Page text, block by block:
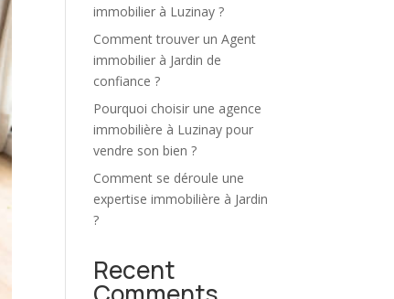
immobilier à Luzinay ?
Comment trouver un Agent
immobilier à Jardin de
confiance ?
Pourquoi choisir une agence
immobilière à Luzinay pour
vendre son bien ?
Comment se déroule une
expertise immobilière à Jardin
?
Recent